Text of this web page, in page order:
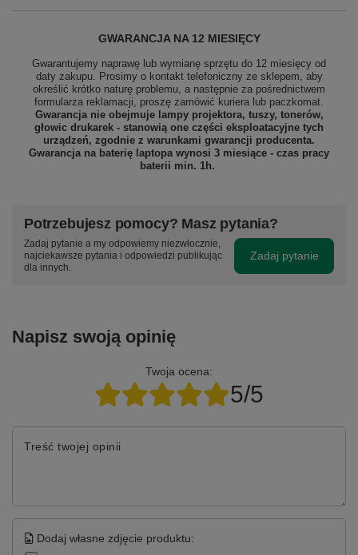
GWARANCJA NA 12 MIESIĘCY
Gwarantujemy naprawę lub wymianę sprzętu do 12 miesięcy od
daty zakupu. Prosimy o kontakt telefoniczny ze sklepem, aby
określić krótko naturę problemu, a następnie za pośrednictwem
formularza reklamacji, proszę zamówić kuriera lub paczkomat.
Gwarancja nie obejmuje lampy projektora, tuszy, tonerów,
głowic drukarek - stanowią one części eksploatacyjne tych
urządzeń, zgodnie z warunkami gwarancji producenta.
Gwarancja na baterię laptopa wynosi 3 miesiące - czas pracy
baterii min. 1h.
Potrzebujesz pomocy? Masz pytania?
Zadaj pytanie a my odpowiemy niezwłocznie,
najciekawsze pytania i odpowiedzi publikując
dla innych.
Zadaj pytanie
Napisz swoją opinię
Twoja ocena:
5/5
Treść twojej opinii
Dodaj własne zdjęcie produktu: